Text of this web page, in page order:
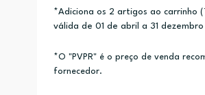
*Adiciona os 2 artigos ao carrinho
válida de 01 de abril a 31
*O "PVPR" é o preço de venda
fornecedor.